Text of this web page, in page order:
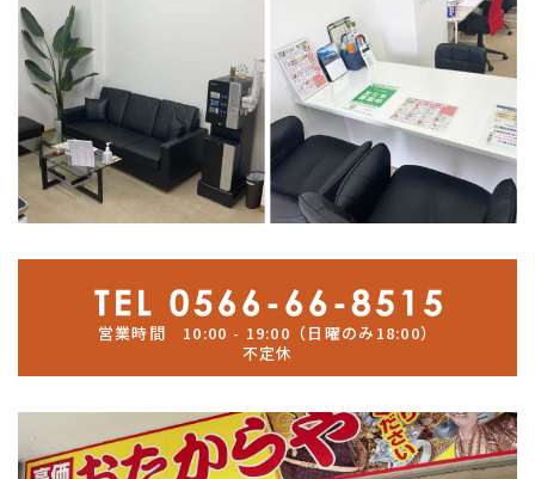
営業時間 10:00 - 19:00（日曜のみ18:00）
不定休